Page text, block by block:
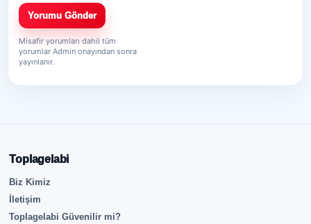
Yorumu Gönder
Misafir yorumları dahil tüm
yorumlar Admin onayından sonra
yayınlanır.
Toplagelabi
Biz Kimiz
İletişim
Toplagelabi Güvenilir mi?